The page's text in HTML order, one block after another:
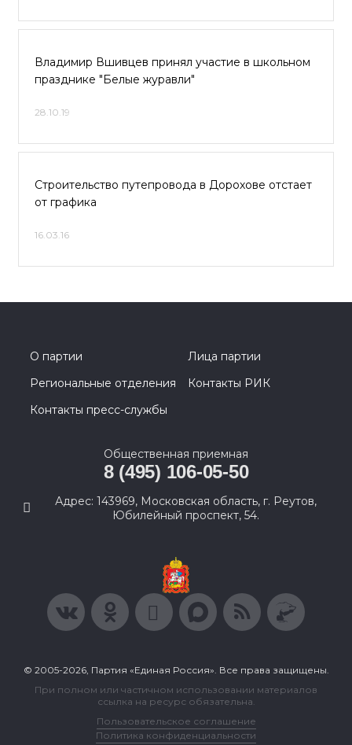
Владимир Вшивцев принял участие в школьном
празднике "Белые журавли"
28.10.19
Строительство путепровода в Дорохове отстает
от графика
16.03.16
О партии
Лица партии
Региональные отделения
Контакты РИК
Контакты пресс-службы
Общественная приемная
8 (495) 106-05-50
Адрес: 143969, Московская область, г. Реутов,
Юбилейный проспект, 54.
© 2005-2026, Партия «Единая Россия». Все права защищены.
При полном или частичном использовании материалов
ссылка на ресурс обязательна.
Пользовательское соглашение
Политика конфиденциальности